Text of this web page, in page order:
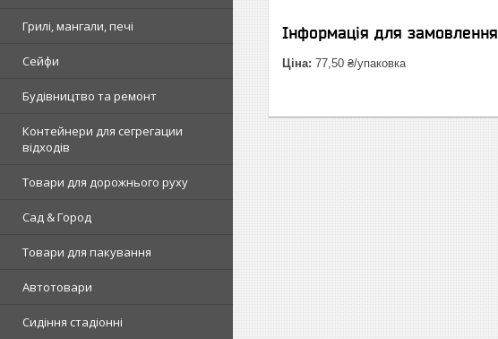
Грилі, мангали, печі
Сейфи
Будівництво та ремонт
Контейнери для сегрегации
відходів
Товари для дорожнього руху
Сад & Город
Товари для пакування
Автотовари
Сидіння стадіонні
Інформація для замовлення
Ціна: 77,50 ₴/упаковка